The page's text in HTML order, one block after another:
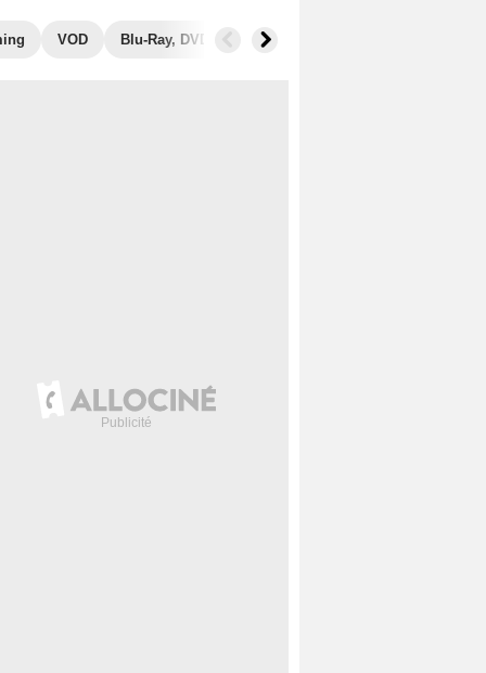
VOD Blu-Ray, DVD Photos